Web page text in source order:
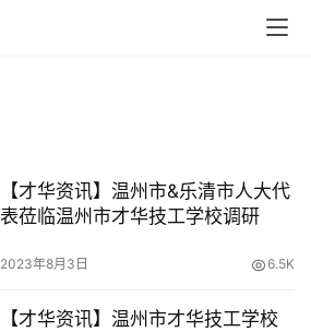
【才华资讯】温州市&乐清市人大代
表莅临温州市才华技工学校调研
2023年8月3日 6.5K
【才华资讯】温州市才华技工学校